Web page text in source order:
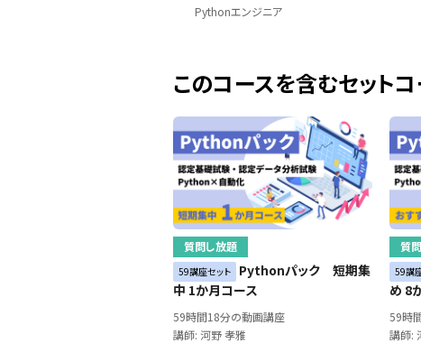
Pythonエンジニア
このコースを含むセット
質問し放題
59講座セット
Pythonパック 短期集
中 1か月コース
59時間18分の動画講座
講師: 河野 孝雅
質
59講
め 8
59時
講師: